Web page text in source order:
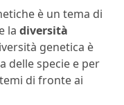
è un tema di
la diversità
genetica è
delle specie e per
di fronte ai